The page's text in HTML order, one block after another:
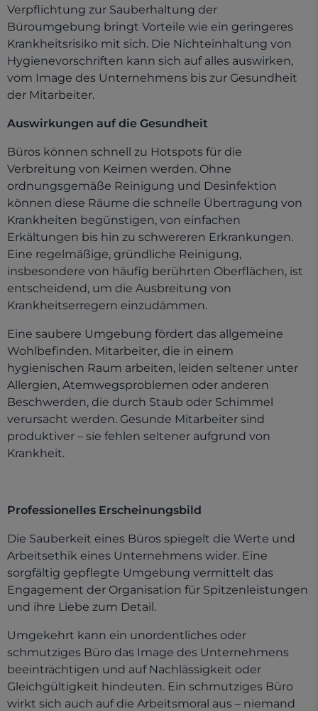
Verpflichtung zur Sauberhaltung der
Büroumgebung bringt Vorteile wie ein geringeres
Krankheitsrisiko mit sich. Die Nichteinhaltung von
Hygienevorschriften kann sich auf alles auswirken,
vom Image des Unternehmens bis zur Gesundheit
der Mitarbeiter.
Auswirkungen auf die Gesundheit
Büros können schnell zu Hotspots für die
Verbreitung von Keimen werden. Ohne
ordnungsgemäße Reinigung und Desinfektion
können diese Räume die schnelle Übertragung von
Krankheiten begünstigen, von einfachen
Erkältungen bis hin zu schwereren Erkrankungen.
Eine regelmäßige, gründliche Reinigung,
insbesondere von häufig berührten Oberflächen, ist
entscheidend, um die Ausbreitung von
Krankheitserregern einzudämmen.
Eine saubere Umgebung fördert das allgemeine
Wohlbefinden. Mitarbeiter, die in einem
hygienischen Raum arbeiten, leiden seltener unter
Allergien, Atemwegsproblemen oder anderen
Beschwerden, die durch Staub oder Schimmel
verursacht werden. Gesunde Mitarbeiter sind
produktiver – sie fehlen seltener aufgrund von
Krankheit.
Professionelles Erscheinungsbild
Die Sauberkeit eines Büros spiegelt die Werte und
Arbeitsethik eines Unternehmens wider. Eine
sorgfältig gepflegte Umgebung vermittelt das
Engagement der Organisation für Spitzenleistungen
und ihre Liebe zum Detail.
Umgekehrt kann ein unordentliches oder
schmutziges Büro das Image des Unternehmens
beeinträchtigen und auf Nachlässigkeit oder
Gleichgültigkeit hindeuten. Ein schmutziges Büro
wirkt sich auch auf die Arbeitsmoral aus – niemand